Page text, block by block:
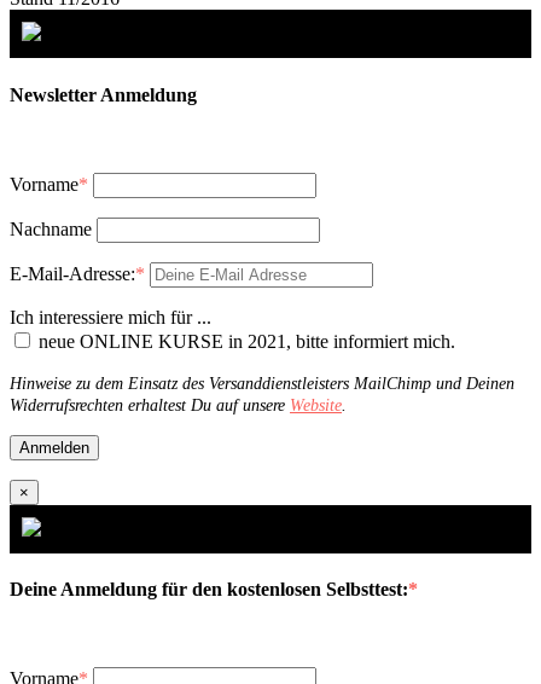
Newsletter Anmeldung
Vorname*
Nachname
E-Mail-Adresse:*
Ich interessiere mich für ...
neue ONLINE KURSE in 2021, bitte informiert mich.
Hinweise zu dem Einsatz des Versanddienstleisters MailChimp und Deinen
Widerrufsrechten erhaltest Du auf unsere Website
×
Deine Anmeldung für den kostenlosen Selbsttest:*
Vorname*